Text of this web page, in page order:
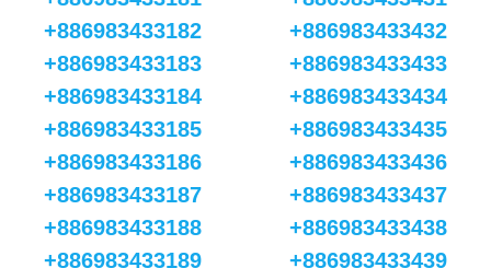
+886983433182
+886983433183
+886983433184
+886983433185
+886983433186
+886983433187
+886983433188
+886983433189
+886983433432
+886983433433
+886983433434
+886983433435
+886983433436
+886983433437
+886983433438
+886983433439